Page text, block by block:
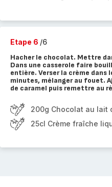
Etape 6 /6
Hacher le chocolat. Mettre
Dans une casserole faire
entière. Verser la crème dans
minutes, mélanger au fouet.
de caramel puis remettre au
200g Chocolat au lait
25cl Crème fraîche